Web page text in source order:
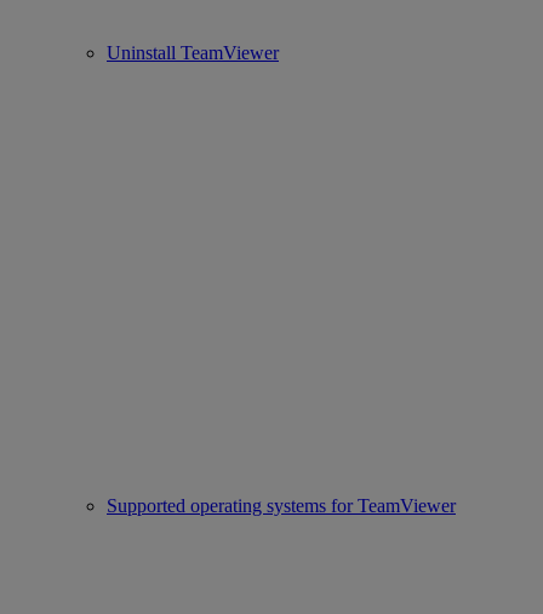
Uninstall TeamViewer
Supported operating systems for TeamViewer